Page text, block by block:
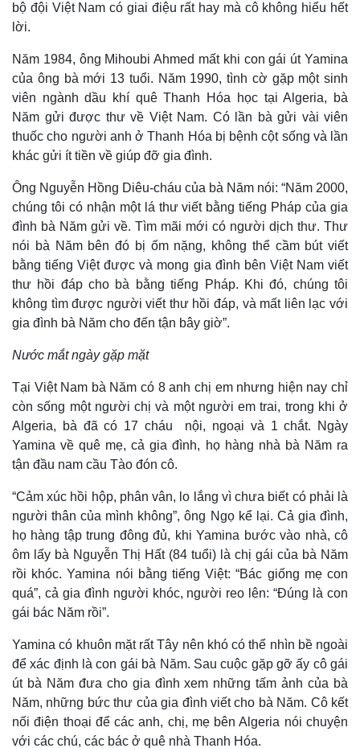
Pháp luật
Tin nóng
Tư vấn luật
Quân sự - Quốc phòng
Việt Nam
Phân tích
Thể thao
Bóng đá
Lịch thi đấu bóng đá
Thế giới thể thao
eSports
Hậu trường
Ô tô - Xe máy
Ô tô
Xe máy
Tư vấn
bộ đội Việt Nam có giai điệu rất hay mà cô không hiểu hết
lời.
Năm 1984, ông Mihoubi Ahmed mất khi con gái út Yamina
của ông bà mới 13 tuổi. Năm 1990, tình cờ gặp một sinh
viên ngành dầu khí quê Thanh Hóa học tại Algeria, bà
Năm gửi được thư về Việt Nam. Có lần bà gửi vài viên
thuốc cho người anh ở Thanh Hóa bị bệnh cột sống và lần
khác gửi ít tiền về giúp đỡ gia đình.
Ông Nguyễn Hồng Diêu-cháu của bà Năm nói: “Năm 2000,
chúng tôi có nhận một lá thư viết bằng tiếng Pháp của gia
đình bà Năm gửi về. Tìm mãi mới có người dịch thư. Thư
nói bà Năm bên đó bị ốm nặng, không thể cầm bút viết
bằng tiếng Việt được và mong gia đình bên Việt Nam viết
thư hồi đáp cho bà bằng tiếng Pháp. Khi đó, chúng tôi
không tìm được người viết thư hồi đáp, và mất liên lạc với
gia đình bà Năm cho đến tận bây giờ”.
Nước mắt ngày gặp mặt
Tại Việt Nam bà Năm có 8 anh chị em nhưng hiện nay chỉ
còn sống một người chị và một người em trai, trong khi ở
Algeria, bà đã có 17 cháu nội, ngoại và 1 chắt. Ngày
Yamina về quê mẹ, cả gia đình, họ hàng nhà bà Năm ra
tận đầu nam cầu Tào đón cô.
“Cảm xúc hồi hộp, phân vân, lo lắng vì chưa biết có phải là
người thân của mình không”, ông Ngọ kể lại. Cả gia đình,
họ hàng tập trung đông đủ, khi Yamina bước vào nhà, cô
ôm lấy bà Nguyễn Thị Hất (84 tuổi) là chị gái của bà Năm
rồi khóc. Yamina nói bằng tiếng Việt: “Bác giống mẹ con
quá”, cả gia đình người khóc, người reo lên: “Đúng là con
gái bác Năm rồi”.
Yamina có khuôn mặt rất Tây nên khó có thể nhìn bề ngoài
để xác định là con gái bà Năm. Sau cuộc gặp gỡ ấy cô gái
út bà Năm đưa cho gia đình xem những tấm ảnh của bà
Năm, những bức thư của gia đình viết cho bà Năm. Cô kết
nối điện thoại để các anh, chị, mẹ bên Algeria nói chuyện
với các chú, các bác ở quê nhà Thanh Hóa.